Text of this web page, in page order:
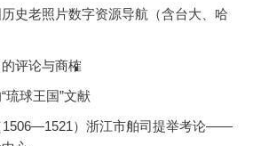
史老照片数字资源导航（含台大、哈
评论与商榷
琉球王国”文献
1506—1521）浙江市舶司提举考论——